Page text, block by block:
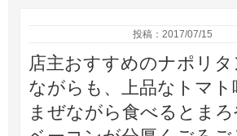
投稿：2017/07/15
店主おすすめのナポリ
ながらも、上品なトマ
まぜながら食べるとま